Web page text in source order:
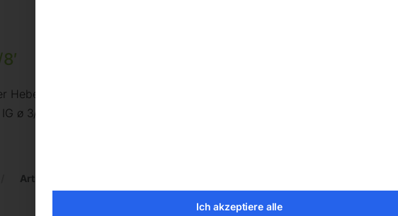
Hebel
ø 3/8′, Messing
Artikelnummer:
Ich akzeptiere alle